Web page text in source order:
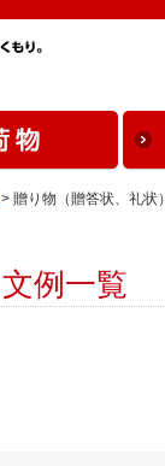
> 贈り物（贈答状、礼状
例一覧